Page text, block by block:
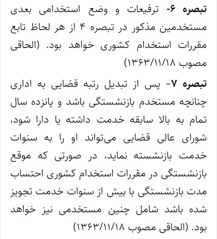
تبصره۶-
ترفیعات و وضع استخدامی بعدی
مستخدمین مذکور در تبصره ۴ از هر لحاظ تابع
مقررات استخدام کشوری خواهد بود. (الحاقی
مصوب ۱۳۶۳/۱۱/۱۸)
تبصره ۷– پس از تبدیل رتبه قضایی به اداری
چنانچه مستخدم بازنشستگی باشد و پانزده سال
تمام به بالا سابقه خدمت داشته یا دارا شود،
شورای عالی قضایی می‌تواند او را به سنوات
خدمت بازنشسته نماید، در صورتی که موقع
بازنشستگی در مقررات استخدام کشوری احتساب
مدت بازنشستگی با بیش از سنوات خدمت تجویز
شده باشد شامل چنین مستخدمی نیز خواهد
بود. (الحاقی مصوب ۱۳۶۳/۱۱/۱۸)